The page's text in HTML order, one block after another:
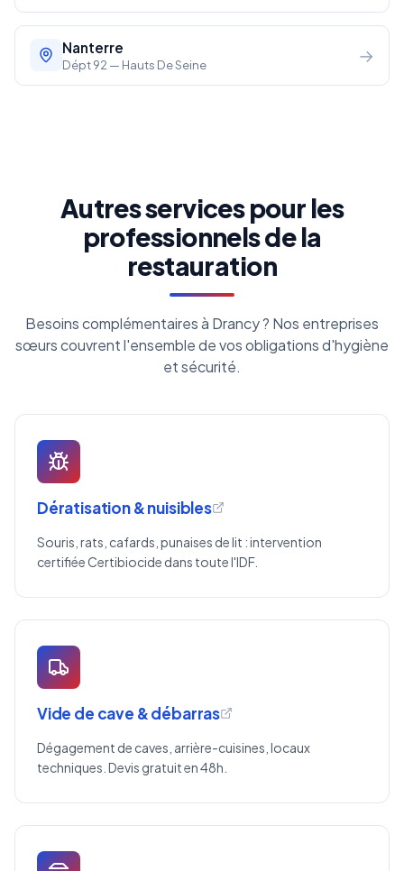
Nanterre
Dépt 92 — Hauts De Seine →
Autres services pour les
professionnels de la
restauration
Besoins complémentaires à Drancy ? Nos entreprises
sœurs couvrent l'ensemble de vos obligations d'hygiène
et sécurité.
Dératisation & nuisibles
Souris, rats, cafards, punaises de lit : intervention
certifiée Certibiocide dans toute l'IDF.
Vide de cave & débarras
Dégagement de caves, arrière-cuisines, locaux
techniques. Devis gratuit en 48h.